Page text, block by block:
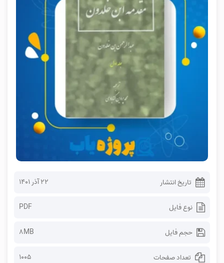
تاریخ انتشار ۲۲ آذر ۱۴۰۱
نوع فایل PDF
حجم فایل 8MB
تعداد صفحات 1005